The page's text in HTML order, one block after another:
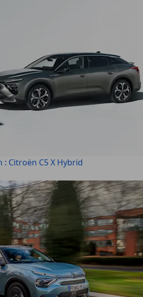
: Citroën C5 X Hybrid